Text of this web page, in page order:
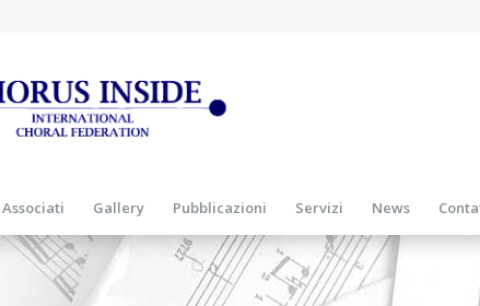
Gallery Pubblicazioni Servizi News